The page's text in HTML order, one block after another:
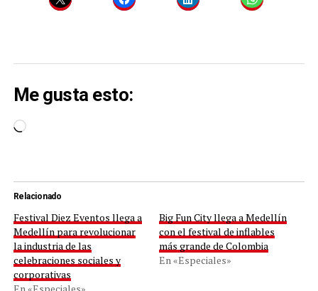
Me gusta esto:
Cargando...
Relacionado
Festival Diez Eventos llega a
Medellín para revolucionar
la industria de las
celebraciones sociales y
corporativas
Big Fun City llega a Medellín
con el festival de inflables
más grande de Colombia
En «Especiales»